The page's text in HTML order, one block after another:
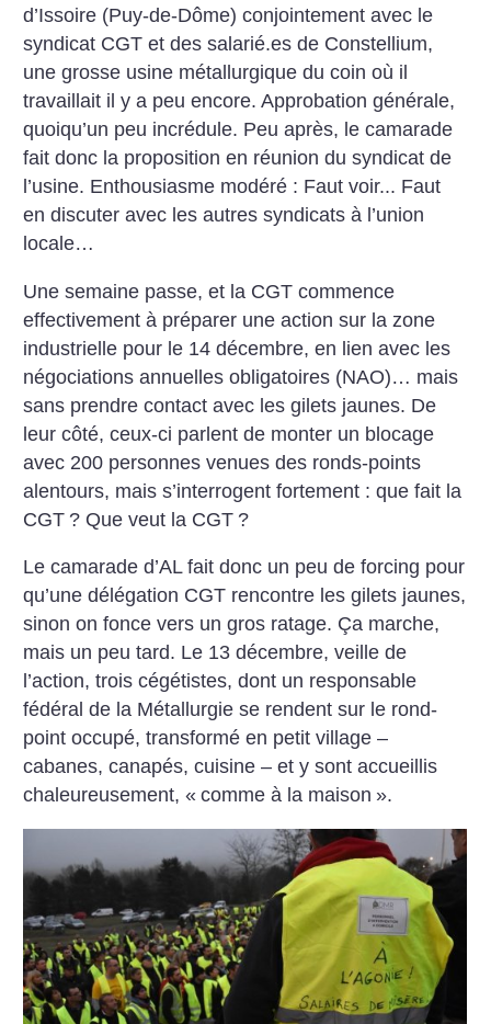
d’Issoire (Puy-de-Dôme) conjointement avec le
syndicat CGT et des salarié.es de Constellium,
une grosse usine métallurgique du coin où il
travaillait il y a peu encore. Approbation générale,
quoiqu’un peu incrédule. Peu après, le camarade
fait donc la proposition en réunion du syndicat de
l’usine. Enthousiasme modéré : Faut voir... Faut
en discuter avec les autres syndicats à l’union
locale…
Une semaine passe, et la CGT commence
effectivement à préparer une action sur la zone
industrielle pour le 14 décembre, en lien avec les
négociations annuelles obligatoires (NAO)… mais
sans prendre contact avec les gilets jaunes. De
leur côté, ceux-ci parlent de monter un blocage
avec 200 personnes venues des ronds-points
alentours, mais s’interrogent fortement : que fait la
CGT ? Que veut la CGT ?
Le camarade d’AL fait donc un peu de forcing pour
qu’une délégation CGT rencontre les gilets jaunes,
sinon on fonce vers un gros ratage. Ça marche,
mais un peu tard. Le 13 décembre, veille de
l’action, trois ­cégétistes, dont un responsable
fédéral de la Métallurgie se ­rendent sur le rond-
point occupé, transformé en petit village –
cabanes, canapés, cuisine – et y sont accueillis
chaleureusement, « comme à la maison ».